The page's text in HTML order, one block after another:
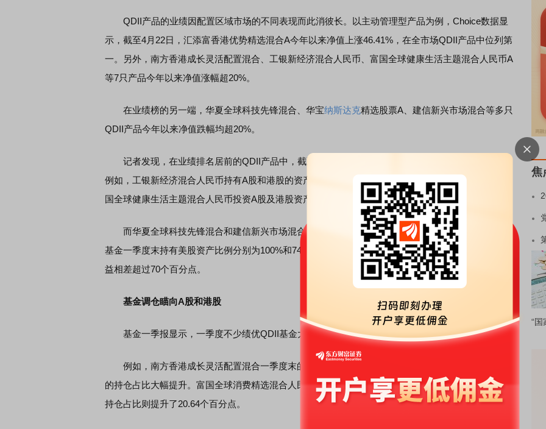
QDII产品的业绩因配置区域市场的不同表现而此消彼长。以主动管理型产品为例，Choice数据显
示，截至4月22日，汇添富香港优势精选混合A今年以来净值上涨46.41%，在全市场QDII产品中位列第
一。另外，南方香港成长灵活配置混合、工银新经济混合人民币、富国全球健康生活主题混合人民币A
等7只产品今年以来净值涨幅超20%。
在业绩榜的另一端，华夏全球科技先锋混合、华宝纳斯达克精选股票A、建信新兴市场混合等多只
QDII产品今年以来净值跌幅均超20%。
记者发现，在业绩排名居前的QDII产品中，截至一季度末，大多数重仓了A股及港股等中国资产。
例如，工银新经济混合人民币持有A股和港股的资产比例分别为73.37%和25.4%，美股仅占1.23%；富
国全球健康生活主题混合人民币投资A股及港股资产比例合计为96.51%，美股为3.49%。
而华夏全球科技先锋混合和建信新兴市场混合等业绩垫底的产品均重仓了美股市场，该两只QDII
基金一季度末持有美股资产比例分别为100%和74.72%。区域资产配置差异导致QDII业绩悬殊，首尾收
益相差超过70个百分点。
基金调仓瞄向A股和港股
基金一季报显示，一季度不少绩优QDII基金大幅减持了美股，转而增持A股或港股。
例如，南方香港成长灵活配置混合一季度末的美股持仓占比降低了10.34个百分点，而A股和港股
的持仓占比大幅提升。富国全球消费精选混合人民币的美股仓位由去年末的31.52%降至11.03%，港股
持仓占比则提升了20.64个百分点。
焦
“国